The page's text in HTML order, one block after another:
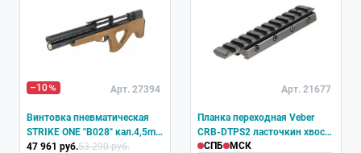
–10 Арт. 27394
Винтовка пневматическая
STRIKE ONE "B028" кал.4,5mm
(.177) не более 3,0Дж
47 961 руб.53 290 руб.
Арт. 21677
Планка переходная Veber
CRB-DTPS2 ласточкин хвост
- Weaver/Пикатини
СПБ МСК